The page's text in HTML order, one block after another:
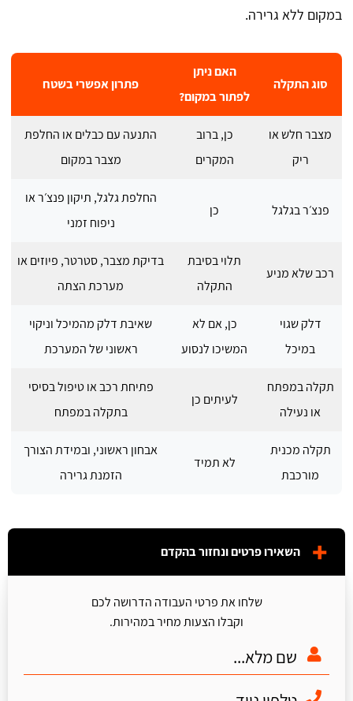
במקום ללא גרירה.
סוג התקלה
האם ניתן
לפתור במקום?
פתרון אפשרי בשטח
מצבר חלש או
ריק
כן, ברוב
המקרים
התנעה עם כבלים או החלפת
מצבר במקום
פנצ׳ר בגלגל כן
החלפת גלגל, תיקון פנצ׳ר או
ניפוח זמני
רכב שלא מניע
תלוי בסיבת
התקלה
בדיקת מצבר, סטרטר, פיוזים או
מערכת הצתה
דלק שגוי
במיכל
כן, אם לא
המשיכו לנסוע
שאיבת דלק מהמיכל וניקוי
ראשוני של המערכת
תקלה במפתח
או נעילה
לעיתים כן
פתיחת רכב או טיפול בסיסי
בתקלה במפתח
תקלה מכנית
מורכבת
לא תמיד
אבחון ראשוני, ובמידת הצורך
הזמנת גרירה
השאירו פרטים ונחזור בהקדם
שלחו את פרטי העבודה הדרושה לכם
וקבלו הצעות מחיר במהירות.